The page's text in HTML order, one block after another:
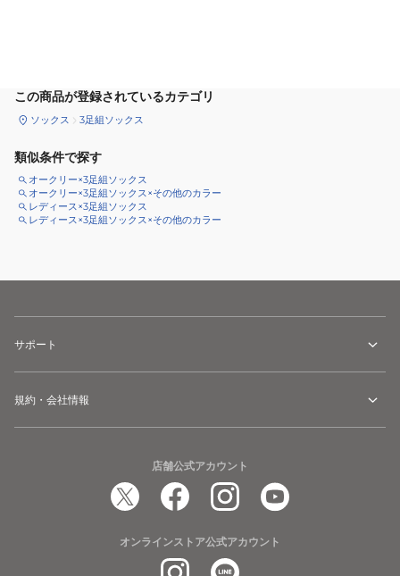
この商品が登録されているカテゴリ
ソックス 3足組ソックス
類似条件で探す
オークリー×3足組ソックス
オークリー×3足組ソックス×その他のカラー
レディース×3足組ソックス
レディース×3足組ソックス×その他のカラー
サポート
規約・会社情報
店舗公式アカウント
オンラインストア公式アカウント